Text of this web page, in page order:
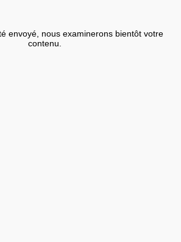
envoyé, nous examinerons bientôt votre
contenu.